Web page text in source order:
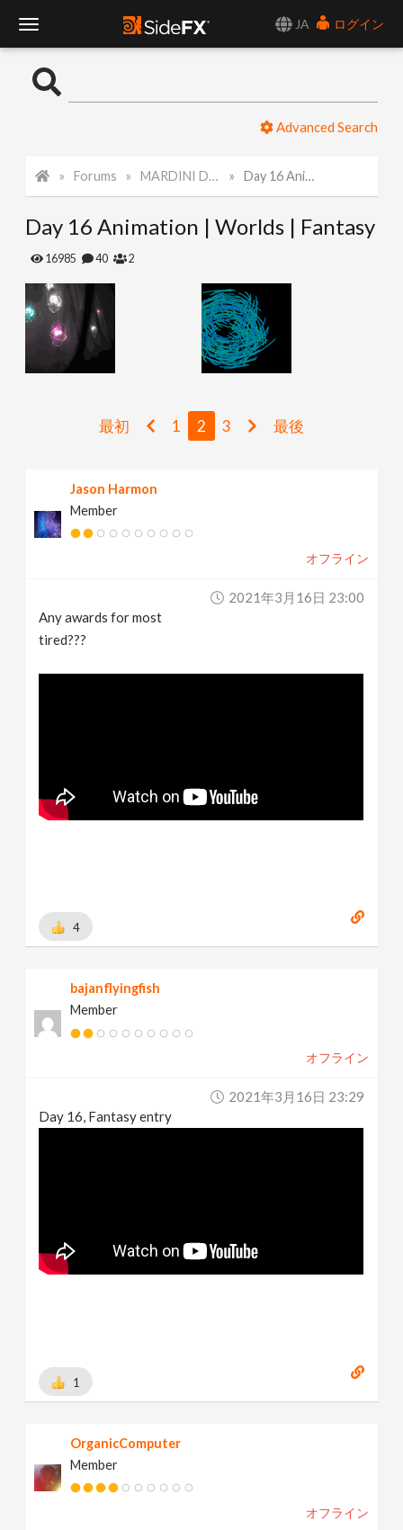
JA
ログイン
o
l
N
a
g
Advanced Search
Forums MARDINI Daily Challenge 2021 Day 16 Animation | Worlds | Fantasy
Day 16 Animation | Worlds | Fantasy
16985 40 2
最初 1 2 3 最後
Jason Harmon
Member
オフライン
2021年3月16日 23:00
Any awards for most
tired???
4
bajanflyingfish
Member
オフライン
2021年3月16日 23:29
Day 16, Fantasy entry
1
OrganicComputer
Member
オフライン